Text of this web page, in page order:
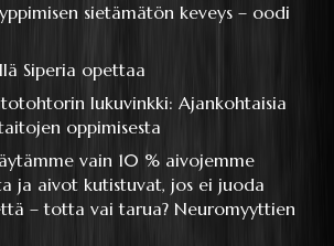
sietämätön keveys – oodi
Siperia opettaa
lukuvinkki: Ajankohtaisia
oppimisesta
vain 10 % aivojemme
ja aivot kutistuvat, jos ei juoda
– totta vai tarua? Neuromyyttien